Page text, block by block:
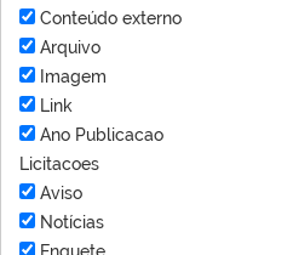
Conteúdo externo
Arquivo
Imagem
Link
Ano Publicacao
Licitacoes
Aviso
Notícias
Enquete